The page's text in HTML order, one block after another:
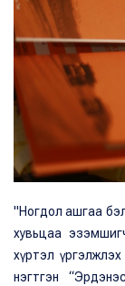
"Ногдол ашгаа
хувьцаа
хүртэл үргэлжлэх
нэгтгэн